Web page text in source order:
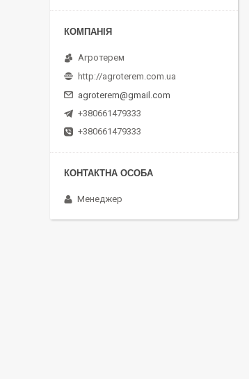
Агротерем
http://agroterem.com.ua
agroterem@gmail.com
+380661479333
+380661479333
Менеджер